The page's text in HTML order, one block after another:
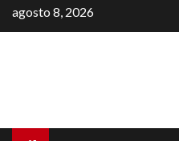
Saltar
al
agosto 8, 2026